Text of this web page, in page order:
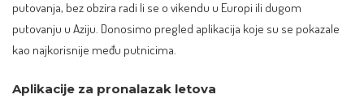
putovanja, bez obzira radi li se o vikendu u Europi ili dugom
putovanju u Aziju. Donosimo pregled aplikacija koje su se pokazale
kao najkorisnije među putnicima.
Aplikacije za pronalazak letova